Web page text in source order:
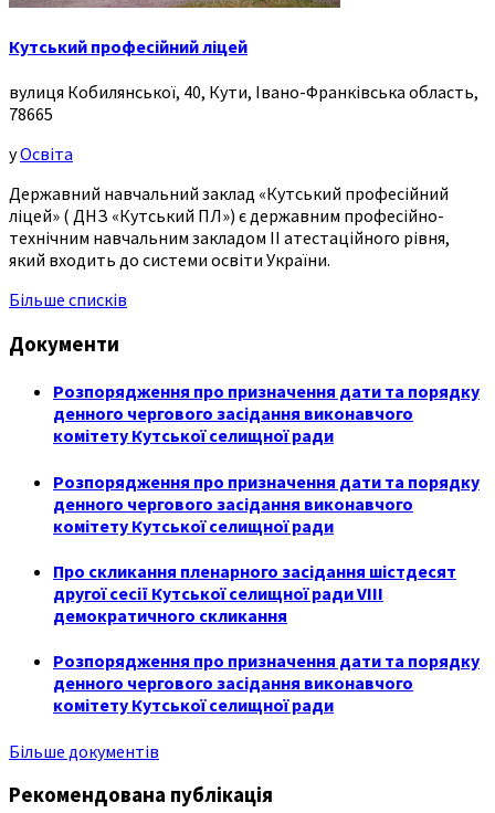
Кутський професійний ліцей
вулиця Кобилянської, 40, Кути, Івано-Франківська область,
78665
уОсвіта
Державний навчальний заклад «Кутський професійний
ліцей» ( ДНЗ «Кутський ПЛ») є державним професійно-
технічним навчальним закладом ІІ атестаційного рівня,
який входить до системи освіти України.
Більше списків
Документи
Розпорядження про призначення дати та порядку
денного чергового засідання виконавчого
комітету Кутської селищної ради
Розпорядження про призначення дати та порядку
денного чергового засідання виконавчого
комітету Кутської селищної ради
Про скликання пленарного засідання шістдесят
другої сесії Кутської селищної ради VIII
демократичного скликання
Розпорядження про призначення дати та порядку
денного чергового засідання виконавчого
комітету Кутської селищної ради
Більше документів
Рекомендована публікація